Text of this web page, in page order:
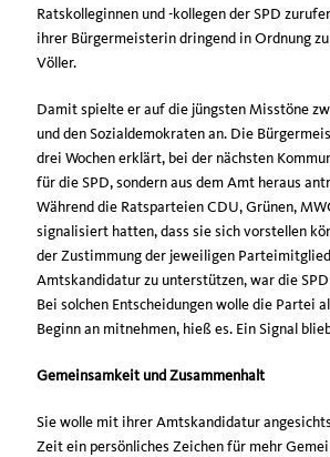
Ratskolleginnen und -kollegen der SPD
ihrer Bürgermeisterin dringend in Ordnung
Völler.
Damit spielte er auf die jüngsten Misstöne
und den Sozialdemokraten an. Die
drei Wochen erklärt, bei der nächsten
für die SPD, sondern aus dem Amt heraus
Während die Ratsparteien CDU, Grünen,
signalisiert hatten, dass sie sich vorstellen
der Zustimmung der jeweiligen
Amtskandidatur zu unterstützen, war die
Bei solchen Entscheidungen wolle die Partei
Beginn an mitnehmen, hieß es. Ein Signal
Gemeinsamkeit und Zusammenhalt
Sie wolle mit ihrer Amtskandidatur
Zeit ein persönliches Zeichen für mehr